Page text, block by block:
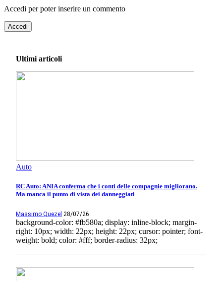
Accedi per poter inserire un commento
Accedi
Ultimi articoli
Auto
RC Auto: ANIA conferma che i conti delle compagnie migliorano.
Ma manca il punto di vista dei danneggiati
Massimo Quezel 28/07/26
background-color: #fb580a; display: inline-block; margin-
right: 10px; width: 22px; height: 22px; cursor: pointer; font-
weight: bold; color: #fff; border-radius: 32px;